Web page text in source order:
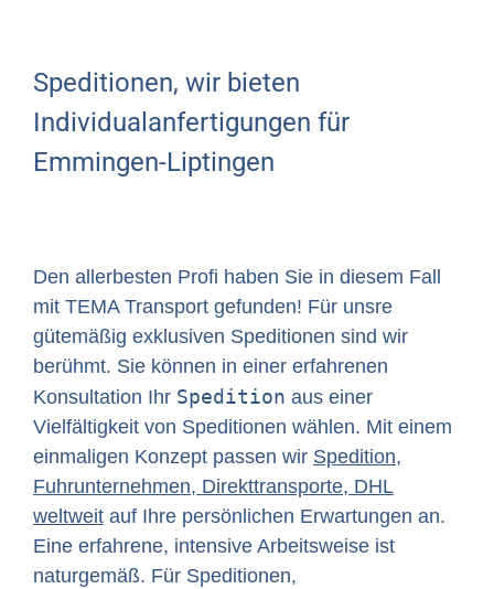
Speditionen, wir bieten
Individualanfertigungen für
Emmingen-Liptingen
Den allerbesten Profi haben Sie in diesem Fall
mit TEMA Transport gefunden! Für unsre
gütemäßig exklusiven Speditionen sind wir
berühmt. Sie können in einer erfahrenen
Konsultation Ihr Spedition aus einer
Vielfältigkeit von Speditionen wählen. Mit einem
einmaligen Konzept passen wir Spedition,
Fuhrunternehmen, Direkttransporte, DHL
weltweit auf Ihre persönlichen Erwartungen an.
Eine erfahrene, intensive Arbeitsweise ist
naturgemäß. Für Speditionen,